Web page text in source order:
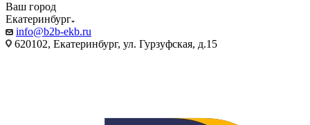
Ваш город
Екатеринбург
info@b2b-ekb.ru
620102, Екатеринбург, ул. Гурзуфская, д.15